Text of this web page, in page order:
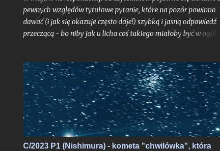
pewnych względów tytułowe pytanie, które na pozór powinno
dawać (i jak się okazuje często daje!) szybką i jasną odpowiedź
przeczącą - bo niby jak u licha coś takiego miałoby być w ogóle
postanowiłem opisać teraz jeszcze szerzej w ramach całego
na blogu, albowiem stanowi ono bardzo interesujące zadanie
obserwacyjne, do wykonania którego chciałbym dziś zachęcić
zwłaszcza tych z Was, którzy mieszkają nad Morzem
C/2023 P1 (Nishimura) - kometa "chwilówka", która